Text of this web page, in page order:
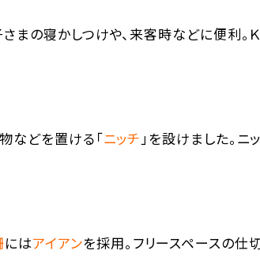
まの寝かしつけや、来客時などに便利。
などを置ける「ニッチ 」を設けました。ニ
にはアイアンを採用。フリースペースの仕